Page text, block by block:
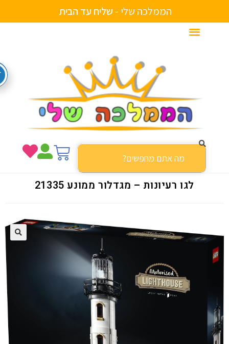
הממלכה שלי -ש לי חעד הבי ת
לגו רעיונות – מגדלור ממונע 21335